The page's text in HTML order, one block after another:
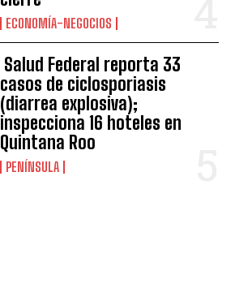
ECONOMÍA-NEGOCIOS
Salud Federal reporta 33
casos de ciclosporiasis
(diarrea explosiva);
inspecciona 16 hoteles en
Quintana Roo
PENÍNSULA